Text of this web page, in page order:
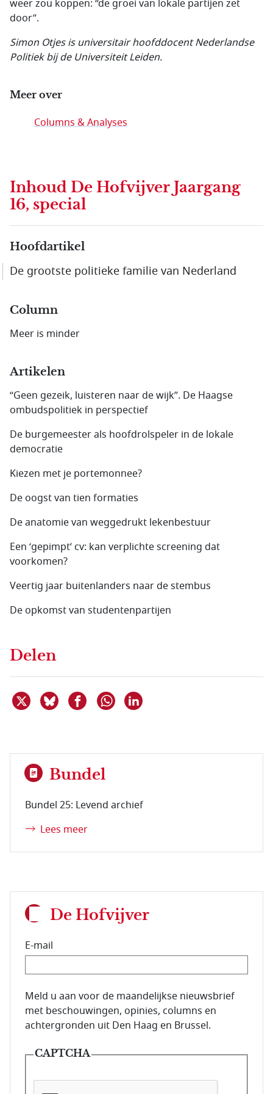
weer zou koppen: “de groei van lokale partijen zet
door”.
Simon Otjes is universitair hoofddocent Nederlandse
Politiek bij de Universiteit Leiden.
Meer over
Columns & Analyses
Inhoud De Hofvijver Jaargang
16, special
Hoofdartikel
De grootste politieke familie van Nederland
Column
Meer is minder
Artikelen
“Geen gezeik, luisteren naar de wijk”. De Haagse
ombudspolitiek in perspectief
De burgemeester als hoofdrolspeler in de lokale
democratie
Kiezen met je portemonnee?
De oogst van tien formaties
De anatomie van weggedrukt lekenbestuur
Een ‘gepimpt’ cv: kan verplichte screening dat
voorkomen?
Veertig jaar buitenlanders naar de stembus
De opkomst van studentenpartijen
Delen
Deel dit item op X
Deel dit item op Bluesky
Deel dit item op Facebook
Delen via WhatsApp
Bundel
Bundel 25: Levend archief
Lees meer
De Hofvijver
E-mail
E-mailadres van de abonnee.
Meld u aan voor de maandelijkse nieuwsbrief
met beschouwingen, opinies, columns en
achtergronden uit Den Haag en Brussel.
CAPTCHA